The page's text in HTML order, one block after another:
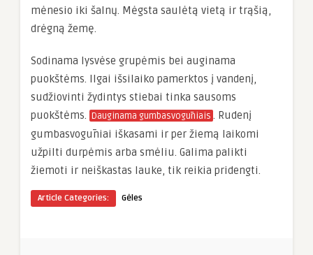
mėnesio iki šalnų. Mėgsta saulėtą vietą ir trąšią,
drėgną žemę.
Sodinama lysvėse grupėmis bei auginama
puokštėms. Ilgai išsilaiko pamerktos į vandenį,
sudžiovinti žydintys stiebai tinka sausoms
puokštėms. Dauginama gumbasvogūniais . Rudenį
gumbasvogūniai iškasami ir per žiemą laikomi
užpilti durpėmis arba smėliu. Galima palikti
žiemoti ir neiškastas lauke, tik reikia pridengti.
Article Categories: Gėles